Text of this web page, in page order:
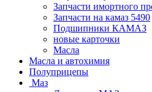
Запчасти имортного
Запчасти на камаз 5490
Подшипники КАМАЗ
новые карточки
Масла
Масла и автохимия
Полуприцепы
Маз